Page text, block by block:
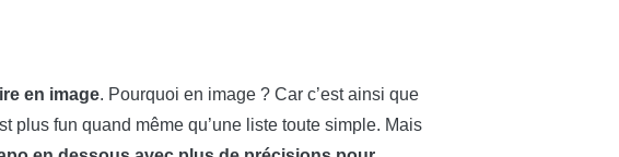
en image. Pourquoi en image ? Car c’est ainsi que
plus fun quand même qu’une liste toute simple. Mais